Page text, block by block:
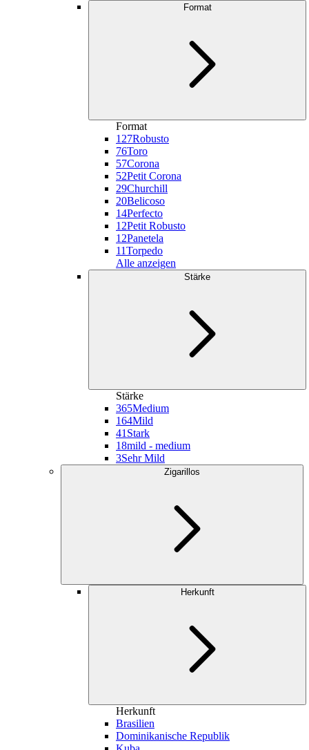
Format
Format
127Robusto
76Toro
57Corona
52Petit Corona
29Churchill
20Belicoso
14Perfecto
12Petit Robusto
12Panetela
11Torpedo
Alle anzeigen
Stärke
Stärke
365Medium
164Mild
41 Stark
18mild - medium
3Sehr Mild
Zigarillos
Herkunft
Herkunft
Brasilien
Dominikanische Republik